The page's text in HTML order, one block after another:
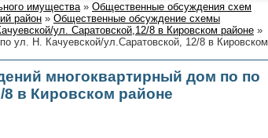
имущества» Общественные обсуждения схем
район » Общественные обсуждение схемы
ул. Саратовской,12/8 в Кировском районе »
ул. Н. Качуевской/ул.Саратовской, 12/8 в Кировском
многоквартирный дом по по
8 в Кировском районе